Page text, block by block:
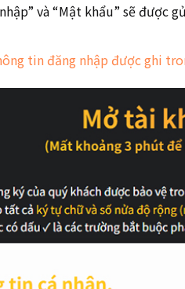
và “Mật khẩu” sẽ được
tin đăng nhập được ghi